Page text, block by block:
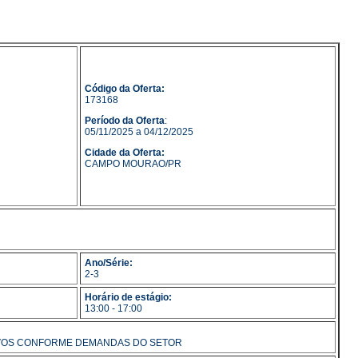
Código da Oferta:
173168
Período da Oferta:
05/11/2025 a 04/12/2025
Cidade da Oferta:
CAMPO MOURAO/PR
Ano/Série:
2-3
Horário de estágio:
13:00 - 17:00
CONFORME DEMANDAS DO SETOR